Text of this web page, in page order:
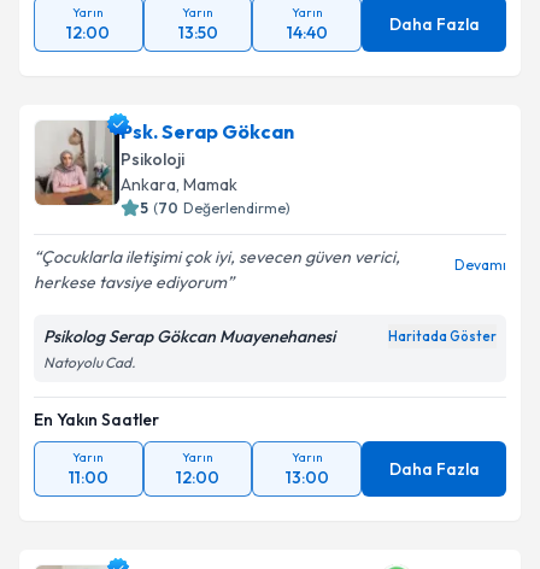
Yarın
12:00
Yarın
13:50
Yarın
14:40 Daha Fazla
Psk. Serap Gökcan
Psikoloji
Ankara, Mamak
5 (70 Değerlendirme)
Çocuklarla iletişimi çok iyi, sevecen güven verici,
herkese tavsiye ediyorum
Devamı
Psikolog Serap Gökcan Muayenehanesi Haritada Göster
Natoyolu Cad.
En Yakın Saatler
Yarın
11:00
Yarın
12:00
Yarın
13:00 Daha Fazla